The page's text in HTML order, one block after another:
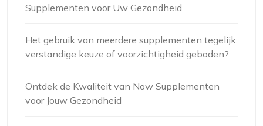
Supplementen voor Uw Gezondheid
Het gebruik van meerdere supplementen tegelijk:
verstandige keuze of voorzichtigheid geboden?
Ontdek de Kwaliteit van Now Supplementen
voor Jouw Gezondheid